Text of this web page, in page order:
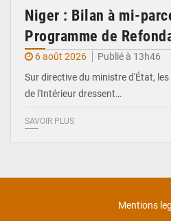
Niger : Bilan à mi-
Programme de
6 août 2026
Publié à 13h46
Sur directive du ministre d'État,
de l'Intérieur dressent…
SAVOIR PLUS
Mentions